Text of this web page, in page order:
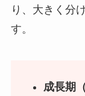
り、大きく分
す。
成長期